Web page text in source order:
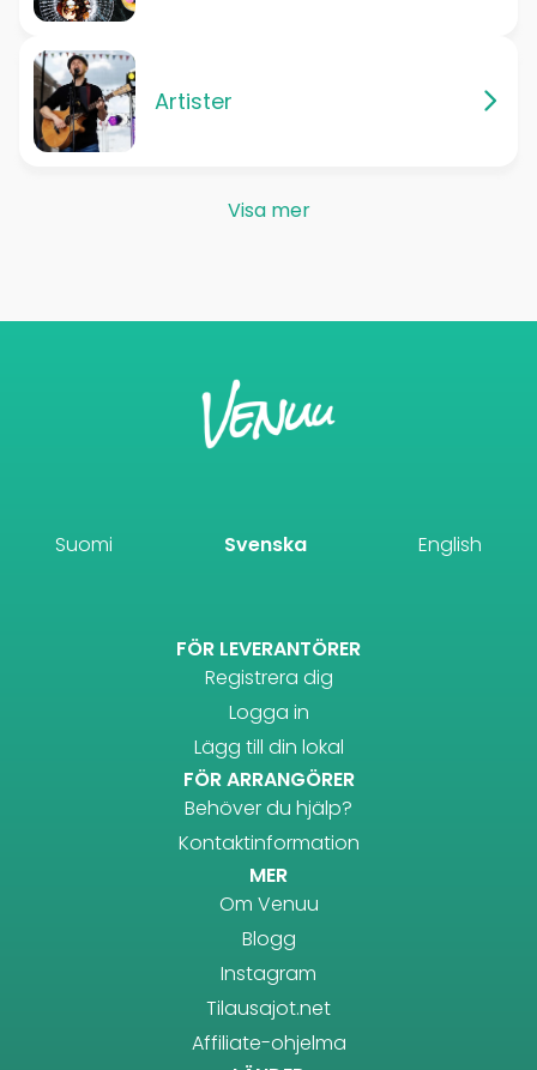
Artister
Visa mer
Suomi Svenska English
FÖR LEVERANTÖRER
Registrera dig
Logga in
Lägg till din lokal
FÖR ARRANGÖRER
Behöver du hjälp?
Kontaktinformation
MER
Om Venuu
Blogg
Instagram
Tilausajot.net
Affiliate-ohjelma